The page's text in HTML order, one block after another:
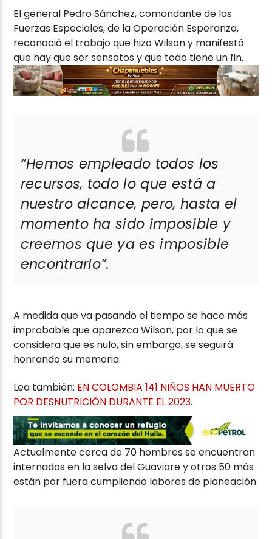
El general Pedro Sánchez, comandante de las
Fuerzas Especiales, de la Operación Esperanza,
reconoció el trabajo que hizo Wilson y manifestó
que hay que ser sensatos y que todo tiene un fin.
“Hemos empleado todos los
recursos, todo lo que está a
nuestro alcance, pero, hasta el
momento ha sido imposible y
creemos que ya es imposible
encontrarlo”.
A medida que va pasando el tiempo se hace más
improbable que aparezca Wilson, por lo que se
considera que es nulo, sin embargo, se seguirá
honrando su memoria.
Lea también: EN COLOMBIA 141 NIÑOS HAN MUERTO
POR DESNUTRICIÓN DURANTE EL 2023.
Actualmente cerca de 70 hombres se encuentran
internados en la selva del Guaviare y otros 50 más
están por fuera cumpliendo labores de planeación.